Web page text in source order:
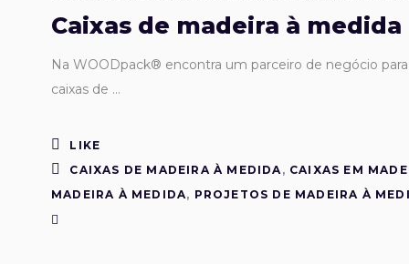
Caixas de madeira à medida
Na WOODpack® encontra um parceiro de negócio
caixas de
LIKE
CAIXAS DE MADEIRA À MEDIDA , CAIXAS EM
MADEIRA À MEDIDA, PROJETOS DE MADEIRA À